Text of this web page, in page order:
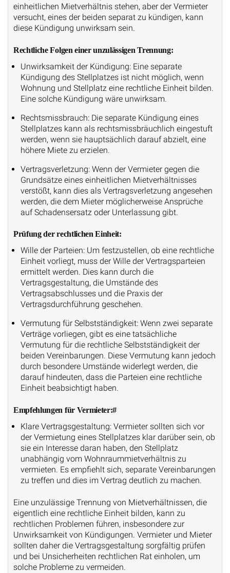
einheitlichen Mietverhältnis stehen, aber der Vermieter
versucht, eines der beiden separat zu kündigen, kann
diese Kündigung unwirksam sein.
Rechtliche Folgen einer unzulässigen Trennung:
Unwirksamkeit der Kündigung: Eine separate
Kündigung des Stellplatzes ist nicht möglich, wenn
Wohnung und Stellplatz eine rechtliche Einheit bilden.
Eine solche Kündigung wäre unwirksam.
Rechtsmissbrauch: Die separate Kündigung eines
Stellplatzes kann als rechtsmissbräuchlich eingestuft
werden, wenn sie hauptsächlich darauf abzielt, eine
höhere Miete zu erzielen.
Vertragsverletzung: Wenn der Vermieter gegen die
Grundsätze eines einheitlichen Mietverhältnisses
verstößt, kann dies als Vertragsverletzung angesehen
werden, die dem Mieter möglicherweise Ansprüche
auf Schadensersatz oder Unterlassung gibt.
Prüfung der rechtlichen Einheit:
Wille der Parteien: Um festzustellen, ob eine rechtliche
Einheit vorliegt, muss der Wille der Vertragsparteien
ermittelt werden. Dies kann durch die
Vertragsgestaltung, die Umstände des
Vertragsabschlusses und die Praxis der
Vertragsdurchführung geschehen.
Vermutung für Selbstständigkeit: Wenn zwei separate
Verträge vorliegen, gibt es eine tatsächliche
Vermutung für die rechtliche Selbstständigkeit der
beiden Vereinbarungen. Diese Vermutung kann jedoch
durch besondere Umstände widerlegt werden, die
darauf hindeuten, dass die Parteien eine rechtliche
Einheit beabsichtigt haben.
Empfehlungen für Vermieter:#
Klare Vertragsgestaltung: Vermieter sollten sich vor
der Vermietung eines Stellplatzes klar darüber sein, ob
sie ein Interesse daran haben, den Stellplatz
unabhängig vom Wohnraummietverhältnis zu
vermieten. Es empfiehlt sich, separate Vereinbarungen
zu treffen und dies im Vertrag deutlich zu machen.
Eine unzulässige Trennung von Mietverhältnissen, die
eigentlich eine rechtliche Einheit bilden, kann zu
rechtlichen Problemen führen, insbesondere zur
Unwirksamkeit von Kündigungen. Vermieter und Mieter
sollten daher die Vertragsgestaltung sorgfältig prüfen
und bei Unsicherheiten rechtlichen Rat einholen, um
solche Probleme zu vermeiden.